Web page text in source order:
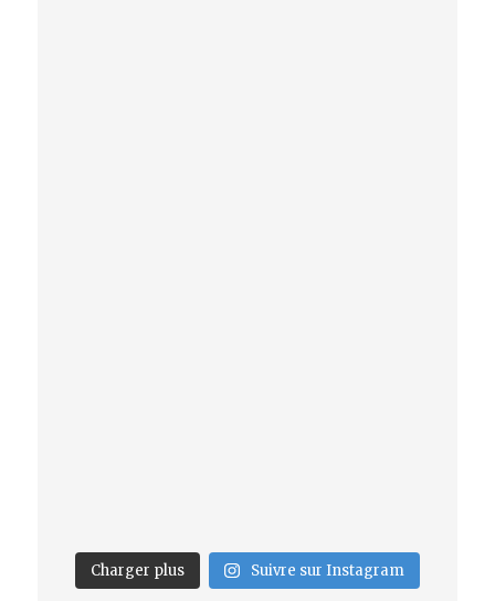
Charger plus Suivre sur Instagram